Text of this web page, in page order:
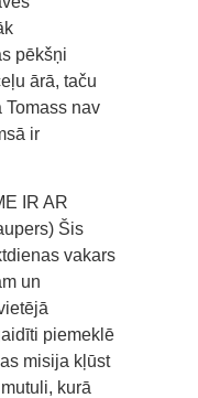
pēkšņi
ārā, taču
Tomass nav
ir
IR AR
Šis
vakars
un
piemeklē
misija kļūst
kurā